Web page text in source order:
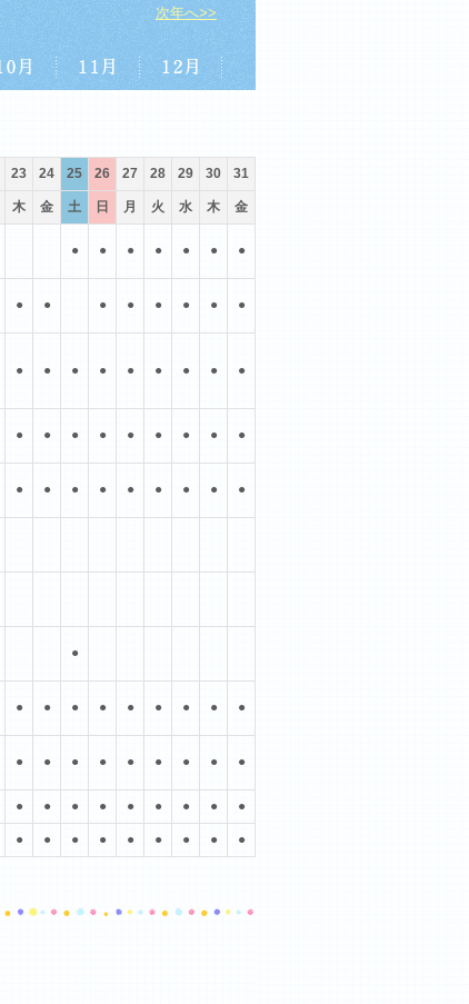
次年へ>>
23 24 25 26 27 28 29 30 31
木 金 土 日 月 火 水 木 金
● ● ● ● ● ● ●
● ● ● ● ● ● ● ●
● ● ● ● ● ● ● ● ●
● ● ● ● ● ● ● ● ●
● ● ● ● ● ● ● ● ●
●
● ● ● ● ● ● ● ● ●
● ● ● ● ● ● ● ● ●
● ● ● ● ● ● ● ● ●
● ● ● ● ● ● ● ● ●